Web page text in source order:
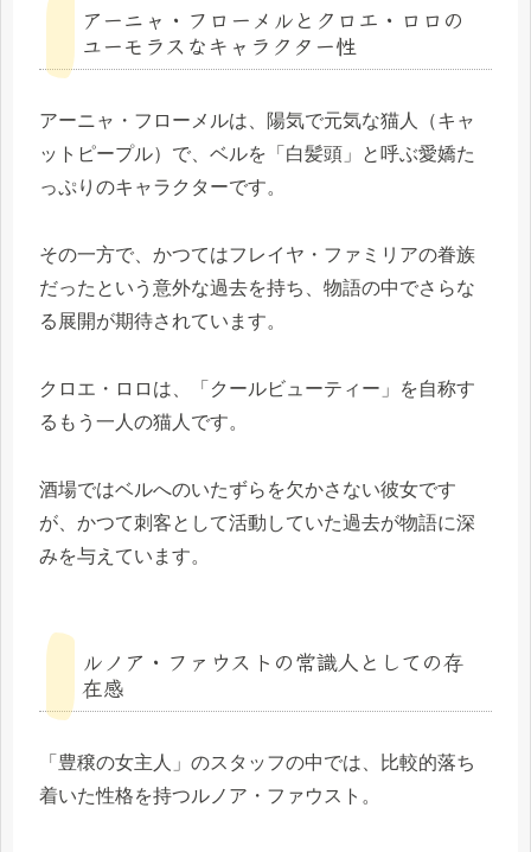
アーニャ・フローメルとクロエ・ロロの
ユーモラスなキャラクター性
アーニャ・フローメルは、陽気で元気な猫人（キャ
ットピープル）で、ベルを「白髪頭」と呼ぶ愛嬌た
っぷりのキャラクターです。
その一方で、かつてはフレイヤ・ファミリアの眷族
だったという意外な過去を持ち、物語の中でさらな
る展開が期待されています。
クロエ・ロロは、「クールビューティー」を自称す
るもう一人の猫人です。
酒場ではベルへのいたずらを欠かさない彼女です
が、かつて刺客として活動していた過去が物語に深
みを与えています。
ルノア・ファウストの常識人としての存
在感
「豊穣の女主人」のスタッフの中では、比較的落ち
着いた性格を持つルノア・ファウスト。